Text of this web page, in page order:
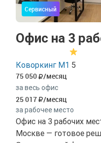
Сервисный
Офис на 3
Коворкинг М1 5
75 050 /месяц
за весь офис
25 017 /месяц
за рабочее место
Офис на 3 рабочих
Москве — готовое